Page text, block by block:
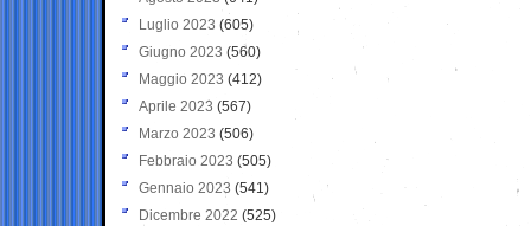
Luglio 2023 (605)
Giugno 2023 (560)
Maggio 2023 (412)
Aprile 2023 (567)
Marzo 2023 (506)
Febbraio 2023 (505)
Gennaio 2023 (541)
Dicembre 2022 (525)